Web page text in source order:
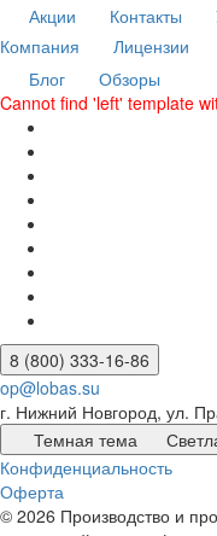
Акции
Контакты
Компания
Лицензии
Блог
Обзоры
Cannot find 'left' template
8 (800) 333-16-86
op@lobas.su
г. Нижний Новгород, ул.
Темная тема
Конфиденциальность
Оферта
© 2026 Производство и